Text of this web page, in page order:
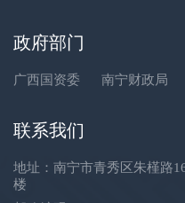
政府部门
广西国资委 南宁财政局
联系我们
地址：南宁市青秀区朱槿路
楼